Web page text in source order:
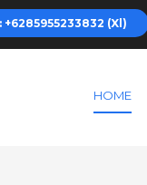
(Xl)
HOME